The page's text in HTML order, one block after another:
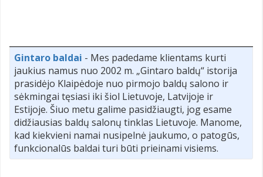
Gintaro baldai - Mes padedame klientams kurti
jaukius namus nuo 2002 m. „Gintaro baldų“ istorija
prasidėjo Klaipėdoje nuo pirmojo baldų salono ir
sėkmingai tęsiasi iki šiol Lietuvoje, Latvijoje ir
Estijoje. Šiuo metu galime pasidžiaugti, jog esame
didžiausias baldų salonų tinklas Lietuvoje. Manome,
kad kiekvieni namai nusipelnė jaukumo, o patogūs,
funkcionalūs baldai turi būti prieinami visiems.